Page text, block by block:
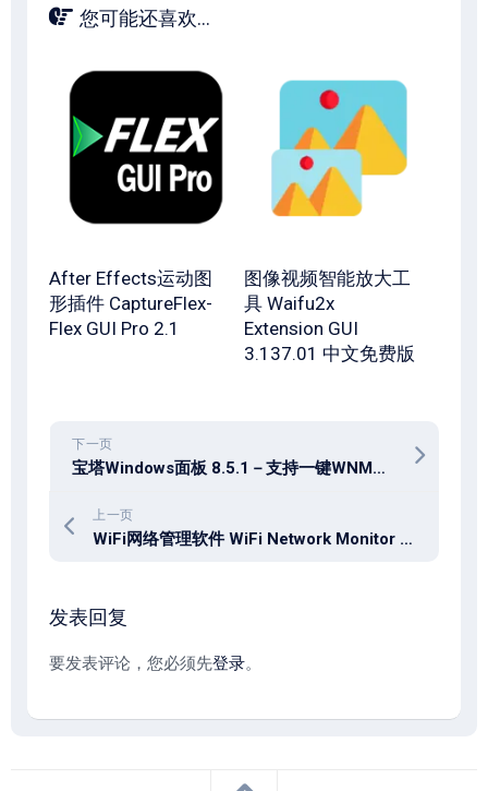
您可能还喜欢...
After Effects运动图
形插件 CaptureFlex-
Flex GUI Pro 2.1
图像视频智能放大工
具 Waifu2x
Extension GUI
3.137.01 中文免费版
下一页
宝塔Windows面板 8.5.1－支持一键WNMP/WAMP/IIS/SQLServer/集群/监控/网站/FTP/数据库/JAVA/PM2
上一页
WiFi网络管理软件 WiFi Network Monitor 9.0
发表回复
要发表评论，您必须先登录。